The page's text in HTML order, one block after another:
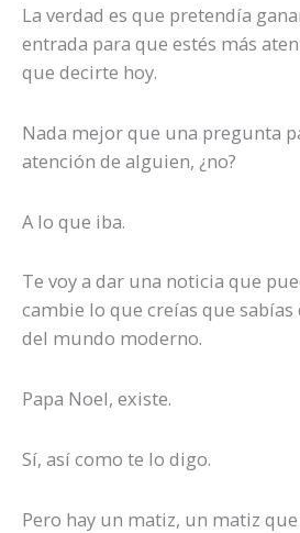
La verdad es que pretendía
entrada para que estés más
que decirte hoy.
Nada mejor que una pregunta
atención de alguien, ¿no?
A lo que iba.
Te voy a dar una noticia que
cambie lo que creías que
del mundo moderno.
Papa Noel, existe.
Sí, así como te lo digo.
Pero hay un matiz, un matiz